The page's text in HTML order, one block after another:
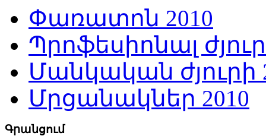
Փառատոն 2010
Պրոֆեսիոնալ
Մանկական ժյուրի
Մրցանակներ 2010
Գրանցում